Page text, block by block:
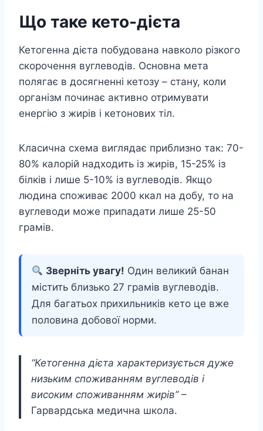
Що таке кето-дієта
Кетогенна дієта побудована навколо різкого
скорочення вуглеводів. Основна мета
полягає в досягненні кетозу – стану, коли
організм починає активно отримувати
енергію з жирів і кетонових тіл.
Класична схема виглядає приблизно так: 70-
80% калорій надходить із жирів, 15-25% із
білків і лише 5-10% із вуглеводів. Якщо
людина споживає 2000 ккал на добу, то на
вуглеводи може припадати лише 25-50
грамів.
Зверніть увагу! Один великий банан
містить близько 27 грамів вуглеводів.
Для багатьох прихильників кето це вже
половина добової норми.
“Кетогенна дієта характеризується дуже
низьким споживанням вуглеводів і
високим споживанням жирів”–
Гарвардська медична школа.